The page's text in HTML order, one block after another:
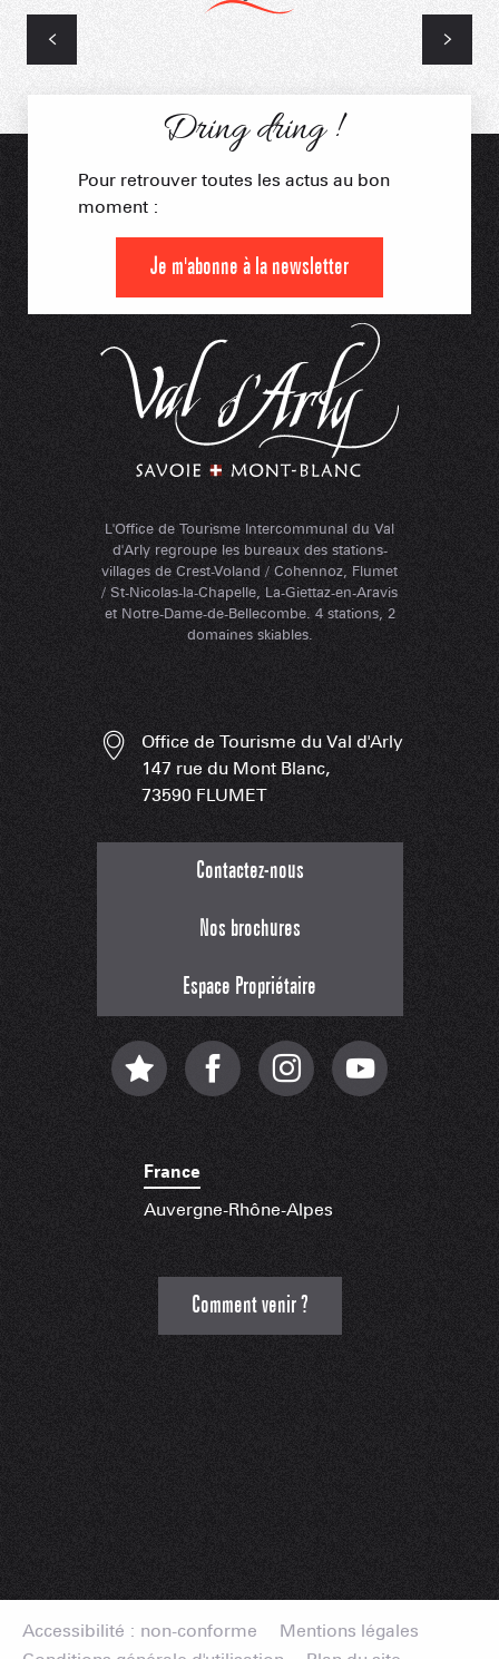
L'Office de Tourisme Intercommunal du Val
d'Arly regroupe les bureaux des stations-
villages de Crest-Voland / Cohennoz, Flumet
/ St-Nicolas-la-Chapelle, La-Giettaz-en-Aravis
et Notre-Dame-de-Bellecombe. 4 stations, 2
domaines skiables.
Dring dring !
Pour retrouver toutes les actus au bon
moment :
Je m'abonne à la newsletter
Office de Tourisme du Val d'Arly
147 rue du Mont Blanc,
73590 FLUMET
Contactez-nous
Nos brochures
Espace Propriétaire
France
Auvergne-Rhône-Alpes
Comment venir ?
Accessibilité : non-conforme
Mentions légales